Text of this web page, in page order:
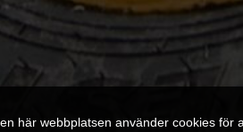
här webbplatsen använder cookies för